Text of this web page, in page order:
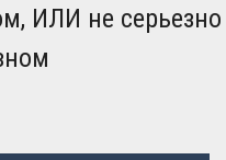
ИЛИ не серьезно